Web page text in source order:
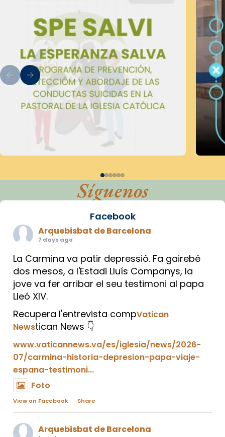
Síguenos
Facebook
Arquebisbat de Barcelona
7 days ago
La Carmina va patir depressió. Fa gairebé
dos mesos, a l'Estadi Lluís Companys, la
jove va fer arribar el seu testimoni al papa
Lleó XIV.
Recupera l'entrevista compVatican
Newstican News 👇
www.vaticannews.va/es/iglesia/news/2026-
07/carmina-historia-depresion-papa-viaje-
espana-testimoni...
Foto
View on Facebook · Share
Arquebisbat de Barcelona